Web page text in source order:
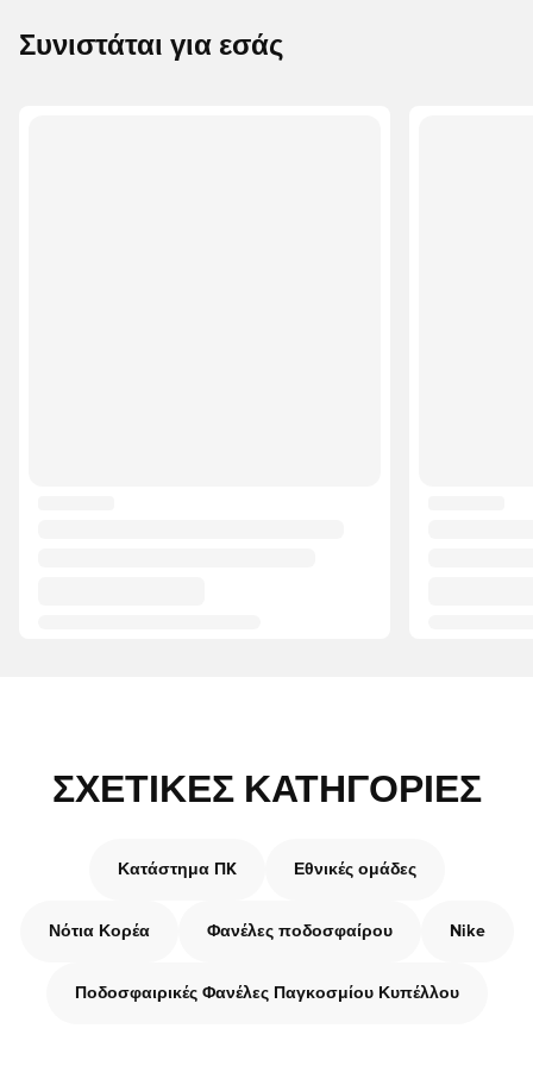
Συνιστάται για εσάς
ΣΧΕΤΙΚΈΣ ΚΑΤΗΓΟΡΊΕΣ
Κατάστημα ΠK Εθνικές ομάδες
Νότια Κορέα Φανέλες ποδοσφαίρου Nike
Ποδοσφαιρικές Φανέλες Παγκοσμίου Κυπέλλου